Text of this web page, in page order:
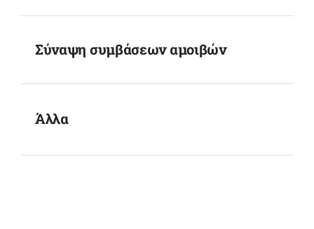
Σύναψη συμβάσεων αμοιβών
Άλλα